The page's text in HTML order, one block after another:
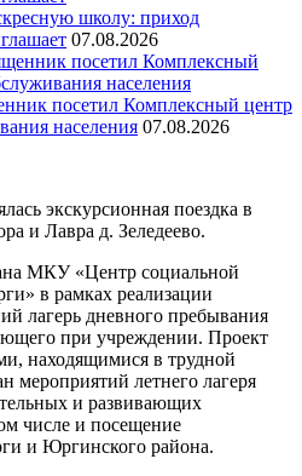
школу: приход
07.08.2026
посетил Комплексный центр
населения 07.08.2026
экскурсионная поездка в
и Лавра д. Зеледеево.
МКУ «Центр социальной
в рамках реализации
лагерь дневного пребывания
при учреждении. Проект
находящимися в трудной
мероприятий летнего лагеря
и развивающих
числе и посещение
и Юргинского района.